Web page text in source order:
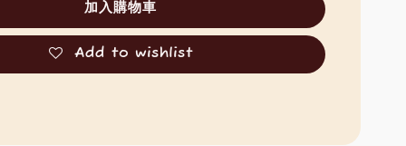
加入購物車
Add to wishlist